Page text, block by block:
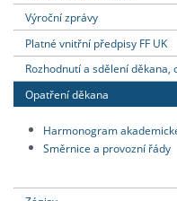
Výroční zprávy
Platné vnitřní předpisy FF UK
Rozhodnutí a sdělení
Opatření děkana
Harmonogram
Směrnice a provozní řády